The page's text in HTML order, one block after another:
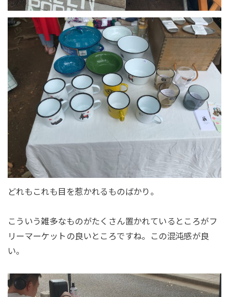
どれもこれも目を惹かれるものばかり。
こういう雑多なものがたくさん置かれているところがフ
リーマーケットの良いところですね。この混沌感が良
い。